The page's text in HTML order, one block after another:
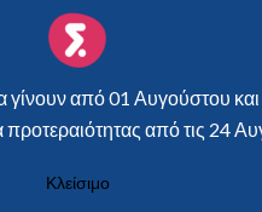
γίνουν από 01 Αυγούστου και
από τις 24
Κλείσιμο